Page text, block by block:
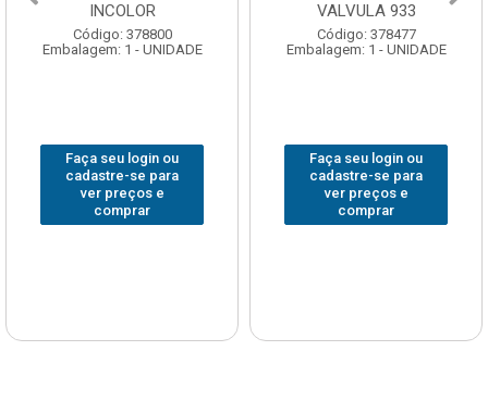
INCOLOR
Código: 378800
Embalagem: 1 - UNIDADE
Faça seu login ou
cadastre-se para
ver preços e
comprar
VALVULA 933
Código: 378477
Embalagem: 1 - UNIDADE
Faça seu login ou
cadastre-se para
ver preços e
comprar